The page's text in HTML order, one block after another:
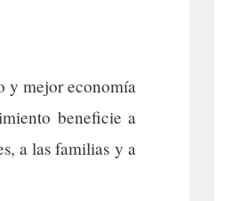
y mejor economía
beneficie a
a las familias y a